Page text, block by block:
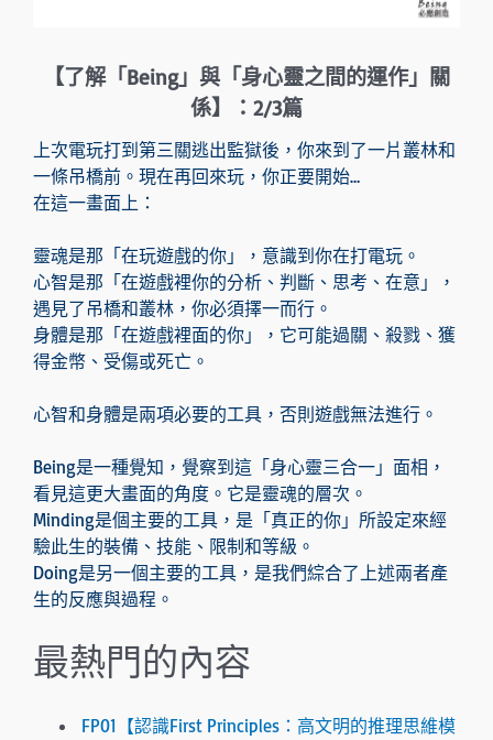
【了解「Being」與「身心靈之間的運作」關
係】：2/3篇
上次電玩打到第三關逃出監獄後，你來到了一片叢林和
一條吊橋前。現在再回來玩，你正要開始…
在這一畫面上：
靈魂是那「在玩遊戲的你」，意識到你在打電玩。
心智是那「在遊戲裡你的分析、判斷、思考、在意」，
遇見了吊橋和叢林，你必須擇一而行。
身體是那「在遊戲裡面的你」，它可能過關、殺戮、獲
得金幣、受傷或死亡。
心智和身體是兩項必要的工具，否則遊戲無法進行。
Being是一種覺知，覺察到這「身心靈三合一」面相，
看見這更大畫面的角度。它是靈魂的層次。
Minding是個主要的工具，是「真正的你」所設定來經
驗此生的裝備、技能、限制和等級。
Doing是另一個主要的工具，是我們綜合了上述兩者產
生的反應與過程。
最熱門的內容
FP01【認識First Principles：高文明的推理思維模